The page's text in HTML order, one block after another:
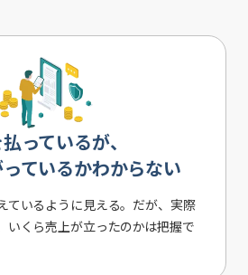
っているが、
ているかわからない
ているように見える。だが、実際
いくら売上が立ったのかは把握で